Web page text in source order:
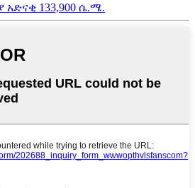
አድናቂ 133,900 ሴ.ሜ.